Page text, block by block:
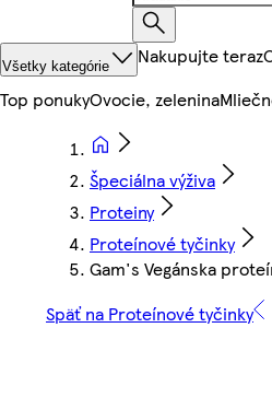
Všetky kategórie Nakupujte teraz
Top ponukyOvocie, zelenina
Špeciálna výživa
Proteiny
Proteínové tyčinky
Gam's Vegánska
Späť na Proteínové tyčinky